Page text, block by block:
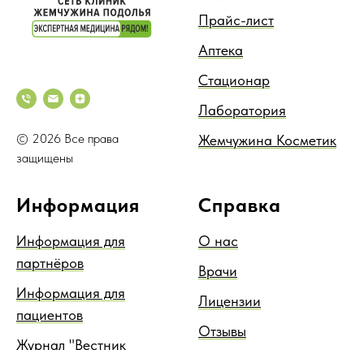
© 2026 Все права
защищены
Прайс-лист
Аптека
Стационар
Лаборатория
Жемчужина Косметик
Информация
Информация для
партнёров
Информация для
пациентов
Журнал "Вестник
Справка
О нас
Врачи
Лицензии
Отзывы